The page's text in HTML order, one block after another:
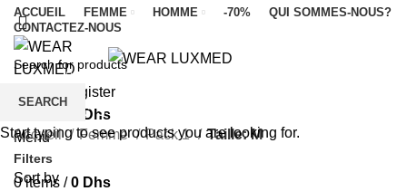
ACCUEIL FEMME HOMME -70%
QUI SOMMES-NOUS?
CONTACTEZ-NOUS
Login / Register
Dhs
Menu
0items / 0 Dhs
PRODUCTS
Accueil Femme Pack 1 Taille: M
Filters
Sort by
SEARCH
Start typing to see products you are looking for.